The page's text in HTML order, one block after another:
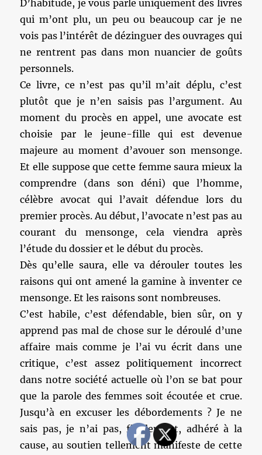
D’habitude, je vous parle uniquement des livres
qui m’ont plu, un peu ou beaucoup car je ne
vois pas l’intérêt de dézinguer des ouvrages qui
ne rentrent pas dans mon nuancier de goûts
personnels.
Ce livre, ce n’est pas qu’il m’ait déplu, c’est
plutôt que je n’en saisis pas l’argument. Au
moment du procès en appel, une avocate est
choisie par le jeune-fille qui est devenue
majeure au moment d’avouer son mensonge.
Et elle suppose que cette femme saura mieux la
comprendre (dans son déni) que l’homme,
célèbre avocat qui l’avait défendue lors du
premier procès. Au début, l’avocate n’est pas au
courant du mensonge, cela viendra après
l’étude du dossier et le début du procès.
Dès qu’elle saura, elle va dérouler toutes les
raisons qui ont amené la gamine à inventer ce
mensonge. Et les raisons sont nombreuses.
C’est habile, c’est défendable, bien sûr, on y
apprend pas mal de chose sur le déroulé d’une
affaire mais comme je l’ai vu écrit dans une
critique, c’est assez politiquement incorrect
dans notre société actuelle où l’on se bat pour
que la parole des femmes soit écoutée et crue.
Jusqu’à en excuser les débordements ? Je ne
sais pas, je n’ai pas, finalement, adhéré à la
cause, au soutien tellement manifeste de cette